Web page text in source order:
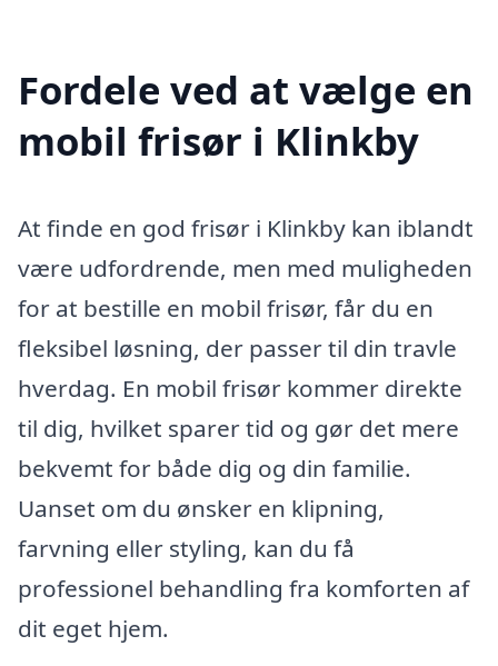
Fordele ved at vælge en
mobil frisør i Klinkby
At finde en god frisør i Klinkby kan iblandt
være udfordrende, men med muligheden
for at bestille en mobil frisør, får du en
fleksibel løsning, der passer til din travle
hverdag. En mobil frisør kommer direkte
til dig, hvilket sparer tid og gør det mere
bekvemt for både dig og din familie.
Uanset om du ønsker en klipning,
farvning eller styling, kan du få
professionel behandling fra komforten af
dit eget hjem.